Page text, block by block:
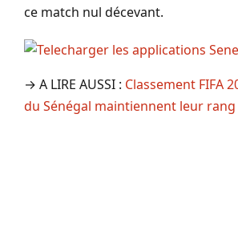
ce match nul décevant.
→ A LIRE AUSSI : Classement FIFA
du Sénégal maintiennent leur rang